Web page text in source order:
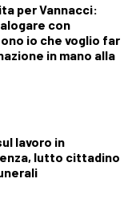
per Vannacci:
con
io che voglio far
in mano alla
lavoro in
lutto cittadino